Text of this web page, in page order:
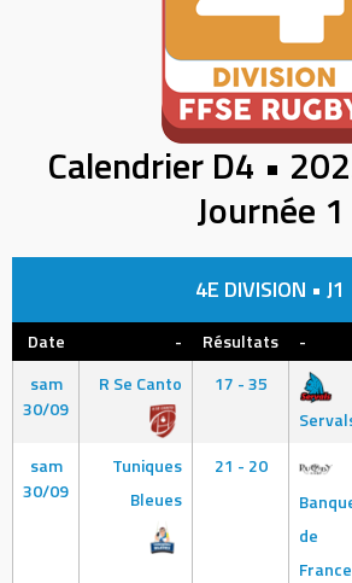
Calendrier D4 •
Journée 1
4E DIVISION • J1
Date - Résultats -
sam
30/09
R Se Canto
17 - 35
sam
30/09
Tuniques
Bleues
21 - 20
de
France